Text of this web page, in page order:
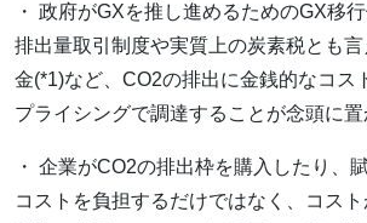
・ 政府がGXを推し進めるためのGX移
排出量取引制度や実質上の炭素税とも
金(*1)など、CO2の排出に金銭的なコス
プライシングで調達することが念頭に置
・ 企業がCO2の排出枠を購入したり、
コストを負担するだけではなく、コス